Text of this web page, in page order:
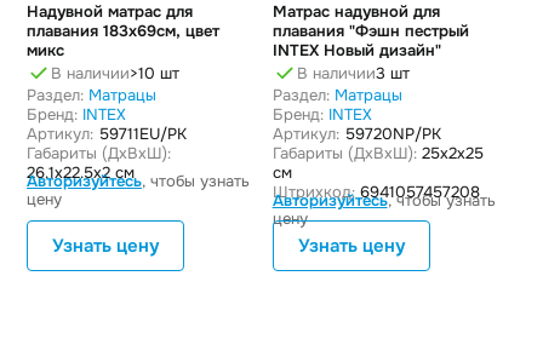
Надувной матрас для
плавания 183х69см, цвет
микс
В наличии>10 шт
Раздел: Матрацы
Бренд: INTEX
Артикул: 59711EU/РК
Габариты (ДxВxШ):
26.1x22.5x2 см
Авторизуйтесь, чтобы узнать
цену
Узнать цену
Матрас надувной для
плавания "Фэшн пестрый
INTEX Новый дизайн"
В наличии3 шт
Раздел: Матрацы
Бренд: INTEX
Артикул:59720NP/РК
Габариты (ДxВxШ):25x2x25
см
Штрихкод:6941057457208
Авторизуйтесь, чтобы узнать
цену
Узнать цену